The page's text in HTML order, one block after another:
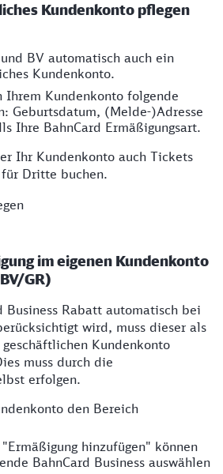
Kundenkonto pflegen
BV automatisch auch ein
Kundenkonto.
Ihrem Kundenkonto folgende
Geburtsdatum, (Melde-)Adresse
Ihre BahnCard Ermäßigungsart.
Ihr Kundenkonto auch Tickets
für Dritte buchen.
im eigenen Kundenkonto
GR)
Business Rabatt automatisch bei
wird, muss dieser als
Kundenkonto
muss durch die
erfolgen.
den Bereich
hinzufügen" können
BahnCard Business auswählen